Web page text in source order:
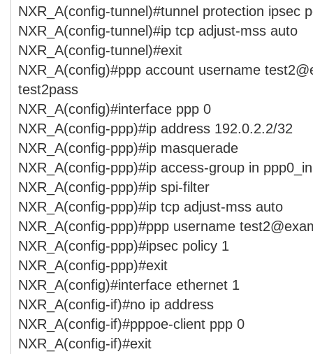
NXR_A(config-tunnel)#tunnel protection ipsec
NXR_A(config-tunnel)#ip tcp adjust-mss auto
NXR_A(config-tunnel)#exit
NXR_A(config)#ppp account username
test2pass
NXR_A(config)#interface ppp 0
NXR_A(config-ppp)#ip address 192.0.2.2/32
NXR_A(config-ppp)#ip masquerade
NXR_A(config-ppp)#ip access-group in ppp0_in
NXR_A(config-ppp)#ip spi-filter
NXR_A(config-ppp)#ip tcp adjust-mss auto
NXR_A(config-ppp)#ppp username
NXR_A(config-ppp)#ipsec policy 1
NXR_A(config-ppp)#exit
NXR_A(config)#interface ethernet 1
NXR_A(config-if)#no ip address
NXR_A(config-if)#pppoe-client ppp 0
NXR_A(config-if)#exit